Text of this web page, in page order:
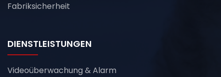
Fabriksicherheit
DIENSTLEISTUNGEN
Videoüberwachung & Alarm